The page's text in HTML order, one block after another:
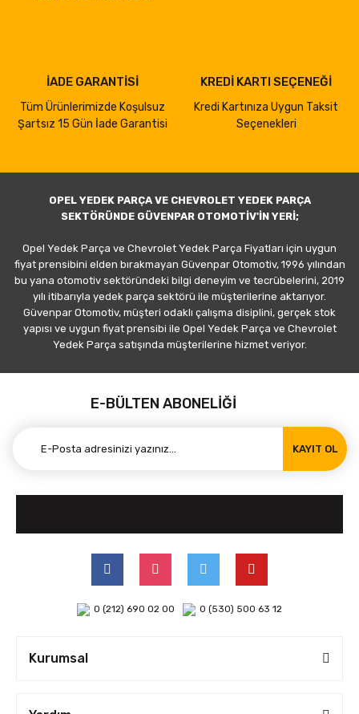
İADE GARANTİSİ
Tüm Ürünlerimizde Koşulsuz
Şartsız 15 Gün İade Garantisi
KREDİ KARTI SEÇENEĞİ
Kredi Kartınıza Uygun Taksit
Seçenekleri
OPEL YEDEK PARÇA VE CHEVROLET YEDEK PARÇA
SEKTÖRÜNDE GÜVENPAR OTOMOTİV'İN YERİ;
Opel Yedek Parça ve Chevrolet Yedek Parça Fiyatları için uygun
fiyat prensibini elden bırakmayan Güvenpar Otomotiv, 1996 yılından
bu yana otomotiv sektöründeki bilgi deneyim ve tecrübelerini, 2019
yılı itibarıyla yedek parça sektörü ile müşterilerine aktarıyor.
Güvenpar Otomotiv, müşteri odaklı çalışma disiplini, gerçek stok
yapısı ve uygun fiyat prensibi ile Opel Yedek Parça ve Chevrolet
Yedek Parça satışında müşterilerine hizmet veriyor.
E-BÜLTEN ABONELİĞİ
KAYIT OL
0 (212) 690 02 00 0 (530) 500 63 12
Kurumsal